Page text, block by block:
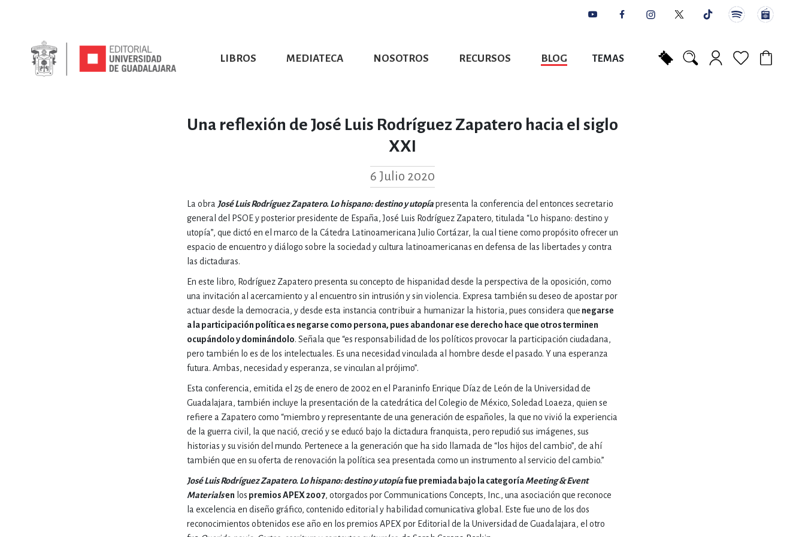
LIBROS
TODOS LOS LIBROS
MEDIATECA NOSOTROS
SOBRE NOSOTROS HISTORIA
RECURSOS BLOG TEMAS
CIENCIAS DE LA TIERRA, GEOGRAFÍA, MEDIOAMBIENTE, PLANIFICACIÓN
COMPUTACIÓN E INFORMÁTICA
CONSULTA, INFORMACIÓN Y MATERIAS INTERDISCIPLINARES
DEPORTES Y ACTIVIDADES DE OCIO AL AIRE LIBRE DERECHO
ECONOMÍA, FINANZAS, EMPRESA Y GESTIÓN
ESTILOS DE VIDA, AFICIONES Y OCIO FICCIÓN Y TEMAS AFINES
FILOSOFÍA Y RELIGIÓN HISTORIA Y ARQUEOLOGÍA
INFANTILES, JUVENILES Y DIDÁCTICOS LENGUAJE Y LINGÜÍSTICA
Una reflexión de José Luis Rodríguez Zapatero hacia el siglo
XXI
6 Julio 2020
La obra José Luis Rodríguez Zapatero. Lo hispano: destino y utopíapresenta la conferencia del entonces secretario
general del PSOE y posterior presidente de España, José Luis Rodríguez Zapatero, titulada “Lo hispano: destino y
utopía”, que dictó en el marco de la Cátedra Latinoamericana Julio Cortázar, la cual tiene como propósito ofrecer un
espacio de encuentro y diálogo sobre la sociedad y cultura latinoamericanas en defensa de las libertades y contra
las dictaduras.
En este libro, Rodríguez Zapatero presenta su concepto de hispanidad desde la perspectiva de la oposición, como
una invitación al acercamiento y al encuentro sin intrusión y sin violencia. Expresa también su deseo de apostar por
actuar desde la democracia, y desde esta instancia contribuir a humanizar la historia, pues considera que negarse
a la participación política es negarse como persona, pues abandonar ese derecho hace que otros terminen
ocupándolo y dominándolo. Señala que “es responsabilidad de los políticos provocar la participación ciudadana,
pero también lo es de los intelectuales. Es una necesidad vinculada al hombre desde el pasado. Y una esperanza
futura. Ambas, necesidad y esperanza, se vinculan al prójimo”.
Esta conferencia, emitida el 25 de enero de 2002 en el Paraninfo Enrique Díaz de León de la Universidad de
Guadalajara, también incluye la presentación de la catedrática del Colegio de México, Soledad Loaeza, quien se
refiere a Zapatero como “miembro y representante de una generación de españoles, la que no vivió la experiencia
de la guerra civil, la que nació, creció y se educó bajo la dictadura franquista, pero repudió sus imágenes, sus
historias y su visión del mundo. Pertenece a la generación que ha sido llamada de “los hijos del cambio”, de ahí
también que en su oferta de renovación la política sea presentada como un instrumento al servicio del cambio.”
José Luis Rodríguez Zapatero. Lo hispano: destino y utopíafue premiada bajo la categoríaMeeting & Event
Materialsen los premios APEX 2007, otorgados por Communications Concepts, Inc., una asociación que reconoce
la excelencia en diseño gráfico, contenido editorial y habilidad comunicativa global. Este fue uno de los dos
reconocimientos obtenidos ese año en los premios APEX por Editorial de la Universidad de Guadalajara, el otro